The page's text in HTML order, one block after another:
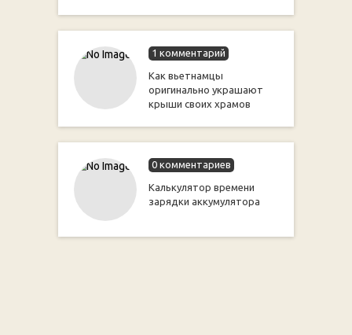
1 комментарий
Как вьетнамцы
оригинально украшают
крыши своих храмов
0 комментариев
Калькулятор времени
зарядки аккумулятора